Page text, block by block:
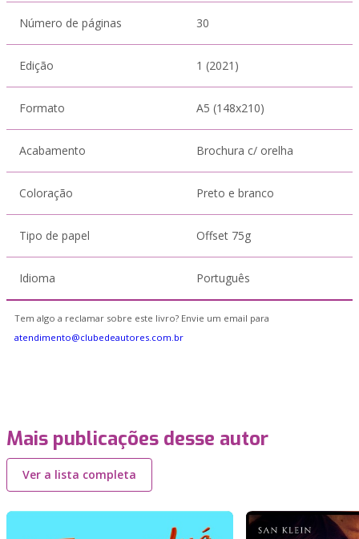
Número de páginas 30
Edição 1 (2021)
Formato A5 (148x210)
Acabamento Brochura c/ orelha
Coloração Preto e branco
Tipo de papel Offset 75g
Idioma Português
Tem algo a reclamar sobre este livro? Envie um email para
atendimento@clubedeautores.com.br
Mais publicações desse autor
Ver a lista completa